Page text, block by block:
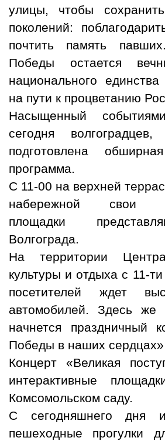
улицы, чтобы
поколений:
почтить память
Победы остается
национального
на пути к процветанию
Насыщенный
сегодня
подготовлена
программа.
С 11-00 на верхней
набережной свои
площадки
Волгограда.
На территории
культуры и отдыха с 11-
посетителей ждет
автомобилей. Здесь же
начнется праздничный
Победы в наших
Концерт «Великая
интерактивные
Комсомольском саду.
С сегодняшнего
пешеходные прогулки